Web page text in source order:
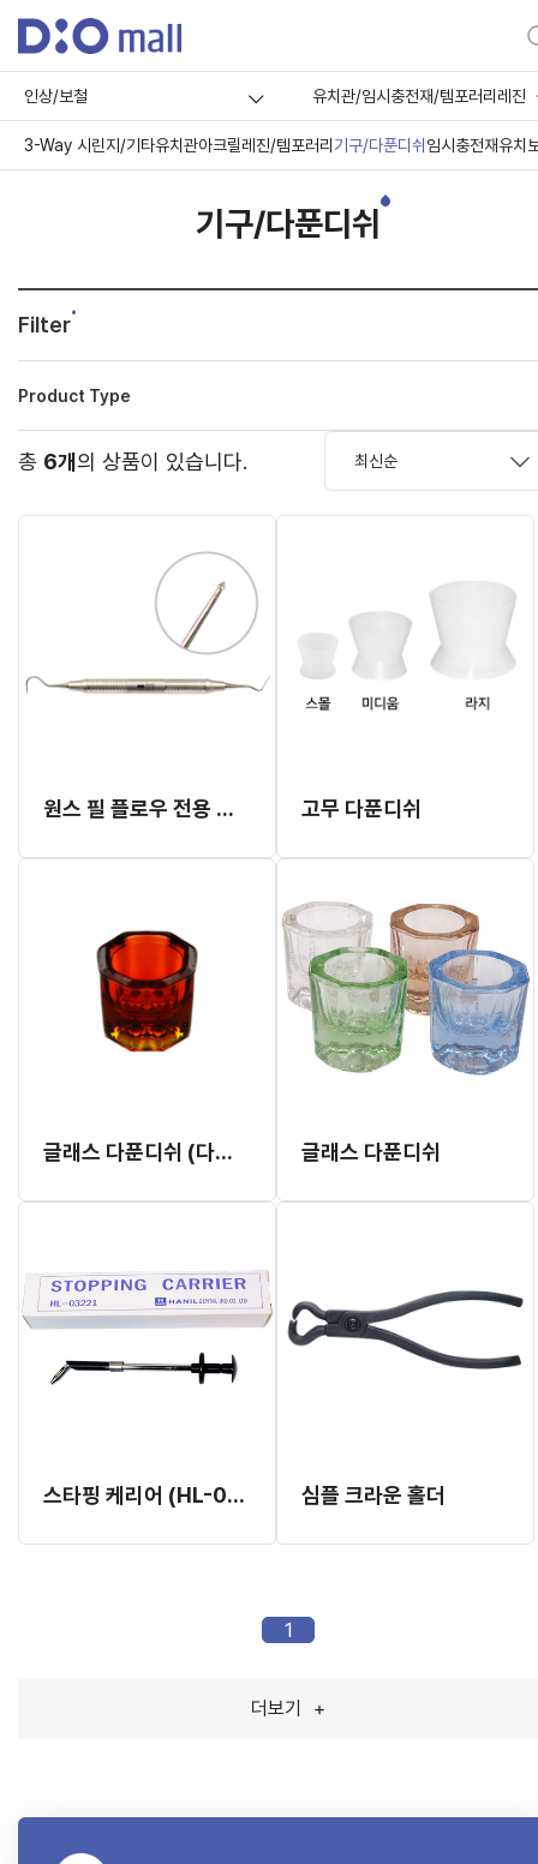
인상/보철 유치관/임시충전재/템포러리레진
3-Way 시린지/기타유치관아크릴레진/템포러리 기구/다푼디쉬 임시충전재유치
기구/다푼디쉬
Filter
Product Type
총 6개의 상품이 있습니다.
원스 필 플로우 전용 익스플로러 고무 다푼디쉬
글래스 다푼디쉬 (다이아덴트) 글래스 다푼디쉬
스타핑 케리어 (HL-03221) 심플 크라운 홀더
1
더보기 +